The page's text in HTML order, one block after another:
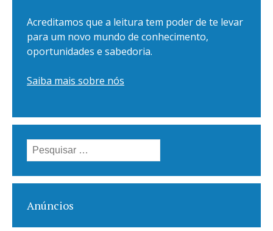
Acreditamos que a leitura tem poder de te levar
para um novo mundo de conhecimento,
oportunidades e sabedoria.
Saiba mais sobre nós
Pesquisar
por:
Anúncios